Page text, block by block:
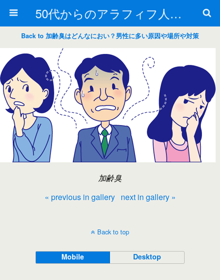
50代からのアラフィフ人生の楽しみ方
Back to 加齢臭はどんなにおい？男性に多い原因や場所や対策
加齢臭
« previous in gallery next in gallery »
Back to top
Mobile Desktop